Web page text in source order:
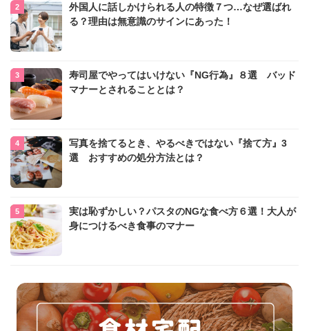
外国人に話しかけられる人の特徴７つ…なぜ選ばれ
る？理由は無意識のサインにあった！
寿司屋でやってはいけない『NG行為』８選 バッド
マナーとされることとは？
写真を捨てるとき、やるべきではない『捨て方』3
選 おすすめの処分方法とは？
実は恥ずかしい？パスタのNGな食べ方６選！大人が
身につけるべき食事のマナー